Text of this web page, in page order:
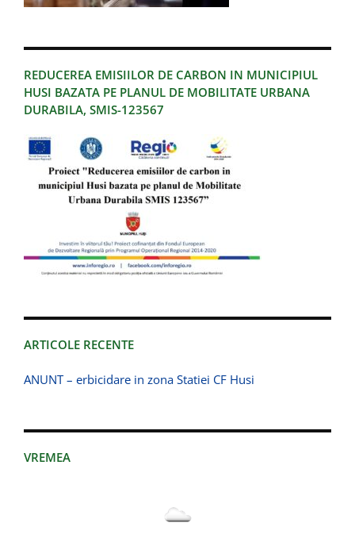
REDUCEREA EMISIILOR DE CARBON IN MUNICIPIUL
HUSI BAZATA PE PLANUL DE MOBILITATE URBANA
DURABILA, SMIS-123567
ARTICOLE RECENTE
ANUNT – erbicidare in zona Statiei CF Husi
VREMEA